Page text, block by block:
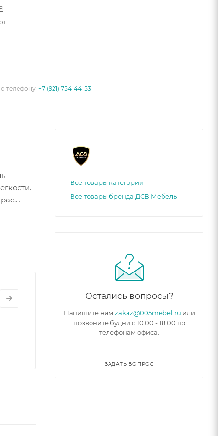
телефону:+7 (921) 754-44-53
Все товары категории
Все товары бренда ДСВ Мебель
Остались вопросы?
Напишите нам zakaz@005mebel.ru или
позвоните будни с 10:00 - 18:00 по
телефонам офиса.
ЗАДАТЬ ВОПРОС